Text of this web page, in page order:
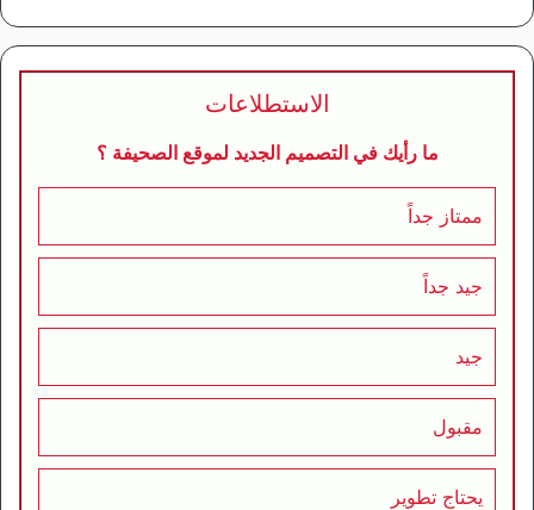
الاستطلاعات
ما رأيك في التصميم الجديد لموقع الصحيفة ؟
ممتاز جداً
جيد جداً
جيد
مقبول
يحتاج تطوير